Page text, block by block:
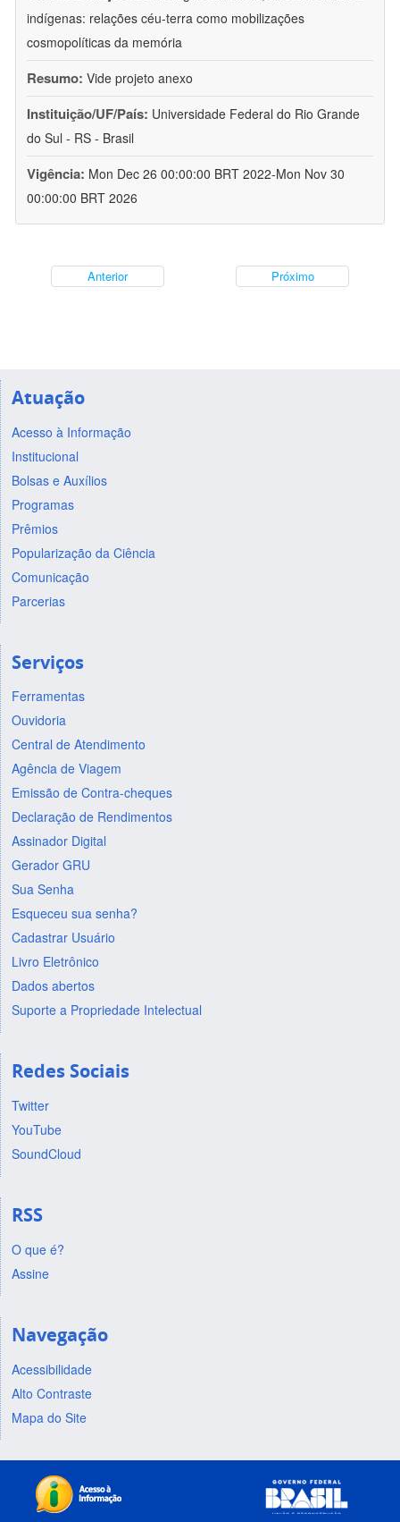
indígenas: relações céu-terra como mobilizações
cosmopolíticas da memória
Resumo: Vide projeto anexo
Instituição/UF/País: Universidade Federal do Rio Grande
do Sul - RS - Brasil
Vigência: Mon Dec 26 00:00:00 BRT 2022-Mon Nov 30
00:00:00 BRT 2026
Anterior Próximo
Atuação
Acesso à Informação
Institucional
Bolsas e Auxílios
Programas
Prêmios
Popularização da Ciência
Comunicação
Parcerias
Serviços
Ferramentas
Ouvidoria
Central de Atendimento
Agência de Viagem
Emissão de Contra-cheques
Declaração de Rendimentos
Assinador Digital
Gerador GRU
Sua Senha
Esqueceu sua senha?
Cadastrar Usuário
Livro Eletrônico
Dados abertos
Suporte a Propriedade Intelectual
Redes Sociais
Twitter
YouTube
SoundCloud
RSS
O que é?
Assine
Navegação
Acessibilidade
Alto Contraste
Mapa do Site